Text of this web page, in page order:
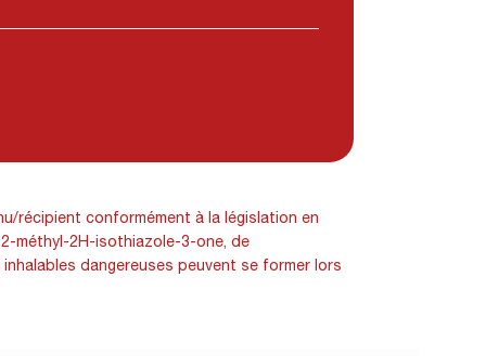
récipient conformément à la législation en
méthyl-2H-isothiazole-3-one, de
dangereuses peuvent se former lors